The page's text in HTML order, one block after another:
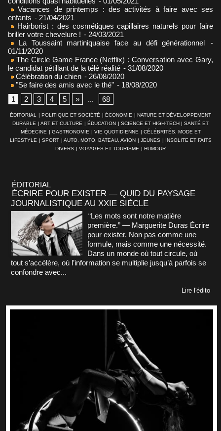
Vacances de printemps : des activités à faire avec ses
enfants - 21/04/2021
Hairborist : des cosmétiques capillaires naturels pour faire
briller votre chevelure ! - 24/03/2021
La Toussaint martiniquaise face au défi générationnel
-
01/11/2020
The Circle Game France (Netflix) : Conversation avec Gary,
le candidat pétillant de la télé réalité - 31/08/2020
Célébration du chien - 26/08/2020
"Se faire des amis avec le thé" - 18/08/2020
1
2 3 4 5 » ... 68
ÉDITORIAL | POLITIQUE ET SOCIÉTÉ | ÉCONOMIE | NATURE ET DÉVELOPPEMENT
DURABLE | ART ET CULTURE | ÉDUCATION | SCIENCE ET HIGH-TECH | SANTÉ ET
MÉDECINE | GASTRONOMIE | VIE QUOTIDIENNE | CÉLÉBRITÉS, MODE ET
LIFESTYLE | SPORT | AUTO, MOTO, BATEAU, AVION | JEUNES | INSOLITE ET FAITS
DIVERS | VOYAGES ET TOURISME | HUMOUR
ÉDITORIAL
ÉCRIRE POUR EXISTER — QUID DU PAYSAGE
JOURNALISTIQUE AU XXIE SIÈCLE
“Les mots sont notre matière
première.” — Marguerite Duras Écrire
pour exister. Non pas comme une
formule, mais comme une nécessité.
Dans un monde où tout circule, où
tout s’accélère, où l’information se multiplie jusqu’à parfois se
confondre avec...
Lire l'édito